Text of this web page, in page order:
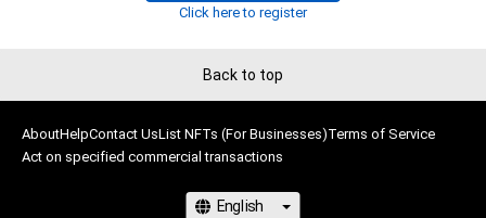
・本アイテムの購入、売却および利用に関して、購入者、売却者、
三者のライセンス保有者および株式会社Shinwa ARTEX株式会
社は、何らの法的責任も負わないものとします。
このアイテムに関するお問い合わせ先
デザインを学ぶ過程で、美術への関心が高まり2005年文化学院
ぶ。絵画や服飾による作品制作を行う中でデジタルカメラとの
出会いが契機となり写真撮影を始める。
合わせる方法に出会った2005年からシンメトリーの作品を制
Click here to register
Back to top
AboutHelpContact UsList NFTs (For Businesses)Terms of Service
Act on specified commercial transactions